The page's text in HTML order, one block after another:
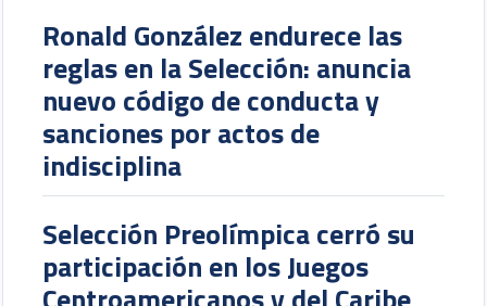
Ronald González endurece las
reglas en la Selección: anuncia
nuevo código de conducta y
sanciones por actos de
indisciplina
Selección Preolímpica cerró su
participación en los Juegos